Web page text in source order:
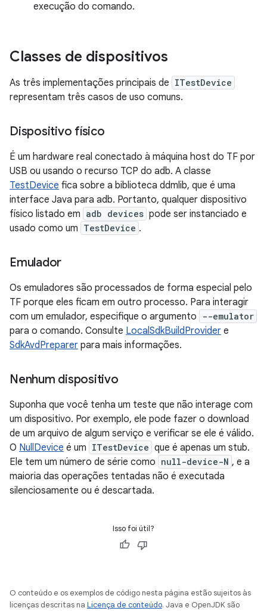
execução do comando.
Classes de dispositivos
As três implementações principais de ITestDevice
representam três casos de uso comuns.
Dispositivo físico
É um hardware real conectado à máquina host do TF por
USB ou usando o recurso TCP do adb. A classe
TestDevice fica sobre a biblioteca ddmlib, que é uma
interface Java para adb. Portanto, qualquer dispositivo
físico listado em adb devices pode ser instanciado e
usado como um TestDevice .
Emulador
Os emuladores são processados de forma especial pelo
TF porque eles ficam em outro processo. Para interagir
com um emulador, especifique o argumento
--emulator
para o comando. Consulte LocalSdkBuildProvider e
SdkAvdPreparer para mais informações.
Nenhum dispositivo
Suponha que você tenha um teste que não interage com
um dispositivo. Por exemplo, ele pode fazer o download
de um arquivo de algum serviço e verificar se ele é válido.
O NullDevice é um ITestDevice que é apenas um stub.
Ele tem um número de série como null-device-N , e a
maioria das operações tentadas não é executada
silenciosamente ou é descartada.
Isso foi útil?
O conteúdo e os exemplos de código nesta página estão sujeitos às
licenças descritas na Licença de conteúdo. Java e OpenJDK são